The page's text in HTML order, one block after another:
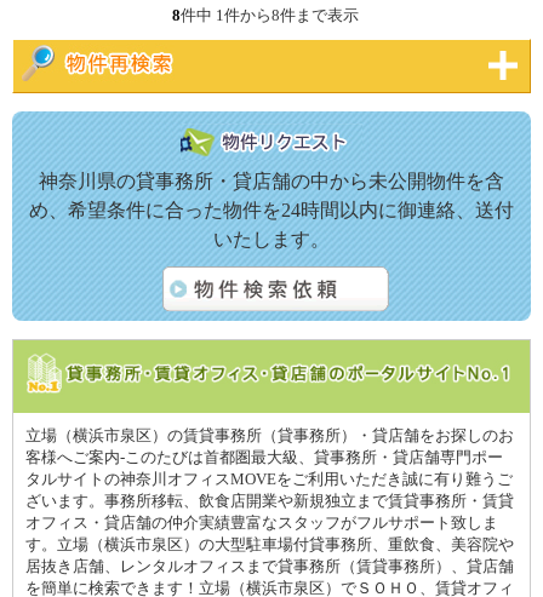
神奈川県の貸事務所・貸店舗の中から未公開物件を含
め、希望条件に合った物件を24時間以内に御連絡、送付
いたします。
立場（横浜市泉区）の賃貸事務所（貸事務所）・貸店舗をお探しのお
客様へご案内-このたびは首都圏最大級、貸事務所・貸店舗専門ポー
タルサイトの神奈川オフィスMOVEをご利用いただき誠に有り難うご
ざいます。事務所移転、飲食店開業や新規独立まで賃貸事務所・賃貸
オフィス・貸店舗の仲介実績豊富なスタッフがフルサポート致しま
す。立場（横浜市泉区）の大型駐車場付貸事務所、重飲食、美容院や
居抜き店舗、レンタルオフィスまで貸事務所（賃貸事務所）、貸店舗
を簡単に検索できます！立場（横浜市泉区）でＳＯＨＯ、賃貸オフィ
8件中 1件から8件まで表示